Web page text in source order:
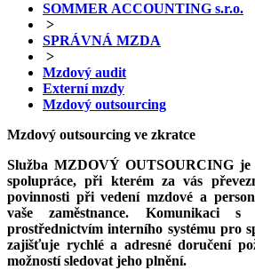
SOMMER ACCOUNTING s.r.o.
>
SPRÁVNÁ MZDA
>
Mzdový audit
Externí mzdy
Mzdový outsourcing
Mzdový outsourcing ve zkratce
Služba MZDOVÝ OUTSOURCING je
spolupráce, při kterém za vás
povinnosti při vedení mzdové a
vaše zaměstnance. Komunikaci s
prostřednictvím interního systému pro
zajišťuje rychlé a adresné doručení
možností sledovat jeho plnění.